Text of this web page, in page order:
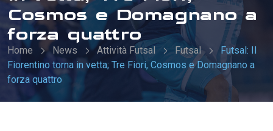
Cosmos e Domagnano a
forza quattro
Home News Attività Futsal Futsal
Futsal: Il
Fiorentino torna in vetta; Tre Fiori, Cosmos e Domagnano a
forza quattro